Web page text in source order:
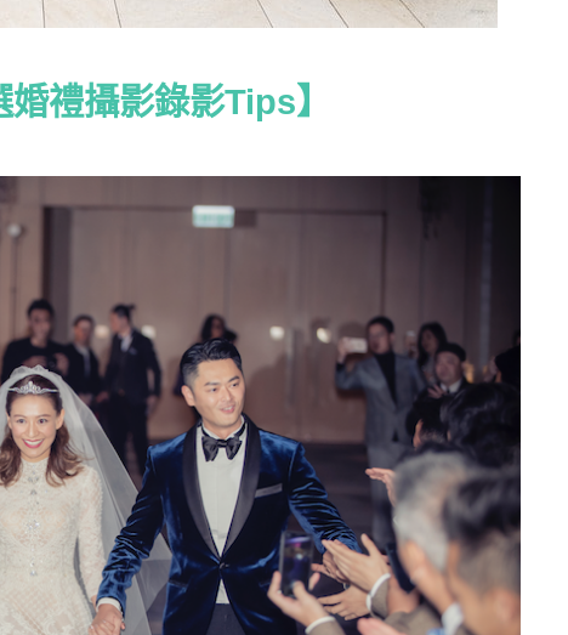
婚禮攝影錄影Tips】